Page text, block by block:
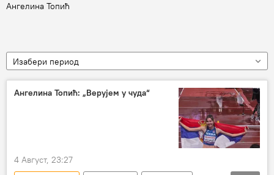
Ангелина Топић
Изабери период
Ангелина Топић: „Верујем у чуда“
4 Август, 23:27